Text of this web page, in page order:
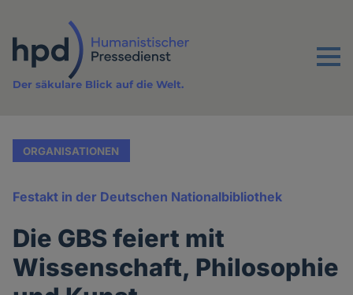
Inhalt
Menu
Der säkulare Blick auf die Welt.
ORGANISATIONEN
Festakt in der Deutschen Nationalbibliothek
Die GBS feiert mit
Wissenschaft, Philosophie